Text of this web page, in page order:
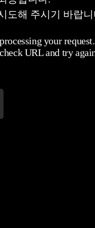
도해 주시기 바랍니
your request.
URL and try